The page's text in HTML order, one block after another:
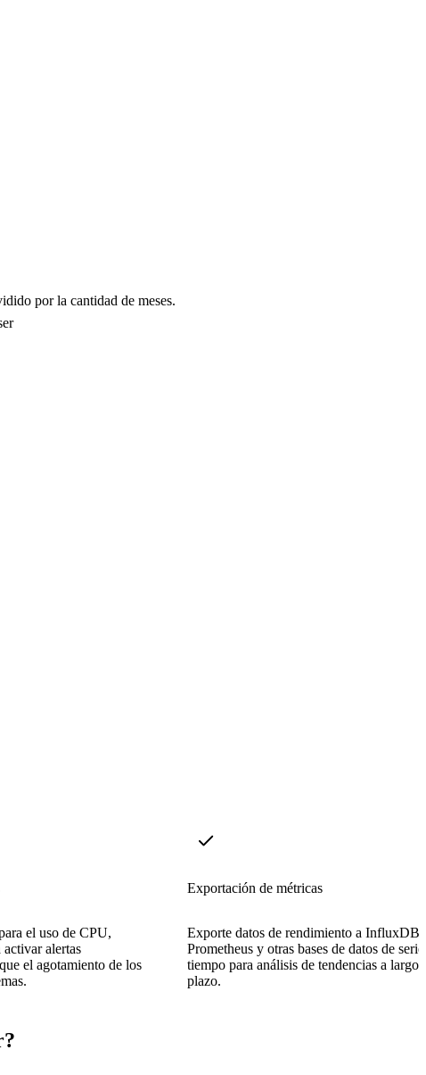
por la cantidad de meses.
el uso de CPU,
alertas
el agotamiento de los
Exportación de métricas
Exporte datos de rendimiento a InfluxDB,
Prometheus y otras bases de datos de
tiempo para análisis de tendencias a largo
plazo.